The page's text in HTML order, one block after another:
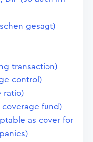
gesagt)
transaction)
control)
ratio)
coverage fund)
as cover for